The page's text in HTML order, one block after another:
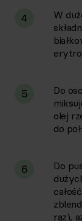
4
W
5
Do
olej
do
6
Do
raz),